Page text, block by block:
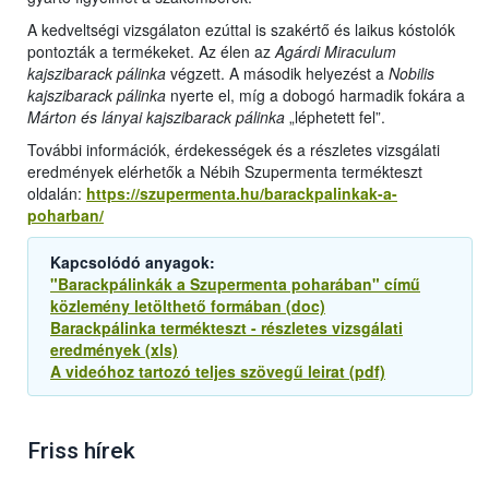
A kedveltségi vizsgálaton ezúttal is szakértő és laikus kóstolók
pontozták a termékeket. Az élen azAgárdi Miraculum
kajszibarack pálinka végzett. A második helyezést a Nobilis
kajszibarack pálinka nyerte el, míg a dobogó harmadik fokára a
Márton és lányai kajszibarack pálinka „léphetett fel”.
További információk, érdekességek és a részletes vizsgálati
eredmények elérhetők a Nébih Szupermenta termékteszt
oldalán: https://szupermenta.hu/barackpalinkak-a-
poharban/
Kapcsolódó anyagok:
"Barackpálinkák a Szupermenta poharában" című
közlemény letölthető formában (doc)
Barackpálinka termékteszt - részletes vizsgálati
eredmények (xls)
A videóhoz tartozó teljes szövegű leirat (pdf)
Friss hírek